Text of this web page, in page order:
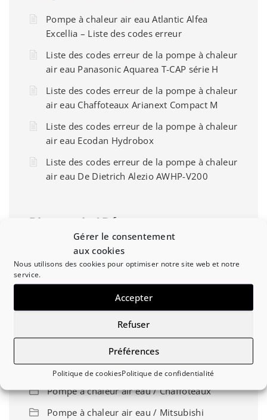
Gérer le consentement
aux cookies
Nous utilisons des cookies pour optimiser notre site web et notre
service.
Accepter
Refuser
Préférences
Politique de cookiesPolitique de confidentialité
Pompe à chaleur air eau Atlantic Alfea
Excellia – Liste des codes erreur
Liste des codes erreur de la pompe à chaleur
air eau Panasonic Aquarea T-CAP série H
Liste des codes erreur de la pompe à chaleur
air eau Chaffoteaux Arianext Compact M
Liste des codes erreur de la pompe à chaleur
air eau Ecodan Hydrobox
Liste des codes erreur de la pompe à chaleur
air eau De Dietrich Alezio AWHP-V200
Diagnostic / Dépannage
Pompe à chaleur air eau / Auer
Liste des codes erreurs pompe à chaleur par
marque
Chaudière à granulés Domusa
Pompe à chaleur air eau / Frisquet
Pompe à chaleur air eau / Saunier Duval
Pompe à chaleur air eau Panasonic
Pompe à chaleur air eau / Chaffoteaux
Pompe à chaleur air eau / Mitsubishi